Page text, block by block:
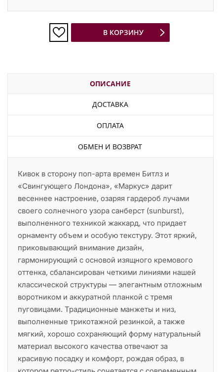
В КОРЗИНУ
ОПИСАНИЕ
ДОСТАВКА
ОПЛАТА
ОБМЕН И ВОЗВРАТ
Кивок в сторону поп-арта времен Битлз и
«Свингующего Лондона», «Маркус» дарит
весеннее настроение, озаряя гардероб лучами
своего солнечного узора санберст (sunburst),
выполненного техникой жаккард, что придает
орнаменту объем и особую текстуру. Этот яркий,
приковывающий внимание дизайн,
гармонирующий с основой изящного кремового
оттенка, сбалансирован четкими линиями нашей
классической структуры — элегантным отложным
воротником и аккуратной планкой с тремя
пуговицами. Традиционные манжеты и низ,
выполненные трикотажной резинкой, а также
мягкий, хорошо сохраняющий форму натуральный
материал высокого качества отвечают за
красивую посадку и комфорт, рождая образ, в